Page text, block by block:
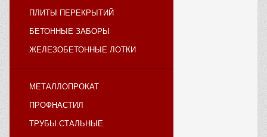
ПЛИТЫ ПЕРЕКРЫТИЙ
БЕТОННЫЕ ЗАБОРЫ
ЖЕЛЕЗОБЕТОННЫЕ ЛОТКИ
МЕТАЛЛОПРОКАТ
ПРОФНАСТИЛ
ТРУБЫ СТАЛЬНЫЕ